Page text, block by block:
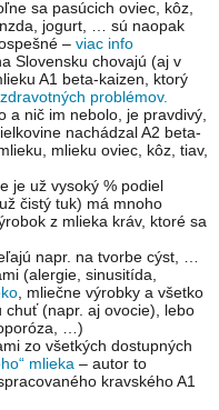
sa pasúcich oviec, kôz,
jogurt, … sú naopak
– viac info
Slovensku chovajú (aj v
A1 beta-kaizen, ktorý
problémov.
a nič im nebolo, je pravdivý,
nachádzal A2 beta-
mlieku oviec, kôz, tiav,
je už vysoký % podiel
čistý tuk) má mnoho
z mlieka kráv, ktoré sa
napr. na tvorbe cýst, …
(alergie, sinusitída,
, mliečne výrobky a všetko
(napr. aj ovocie), lebo
…)
zo všetkých dostupných
mlieka – autor to
kravského A1